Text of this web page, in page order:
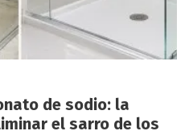
de sodio: la
el sarro de los